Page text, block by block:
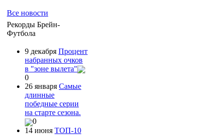
Все новости
Рекорды Брейн-
Футбола
9 декабря Процент
набранных очков
в "зоне вылета"
0
26 января Самые
длинные
победные серии
на старте сезона.
0
14 июня ТОП-10